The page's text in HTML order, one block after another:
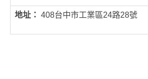
地址： 408台中市工業區24路28號